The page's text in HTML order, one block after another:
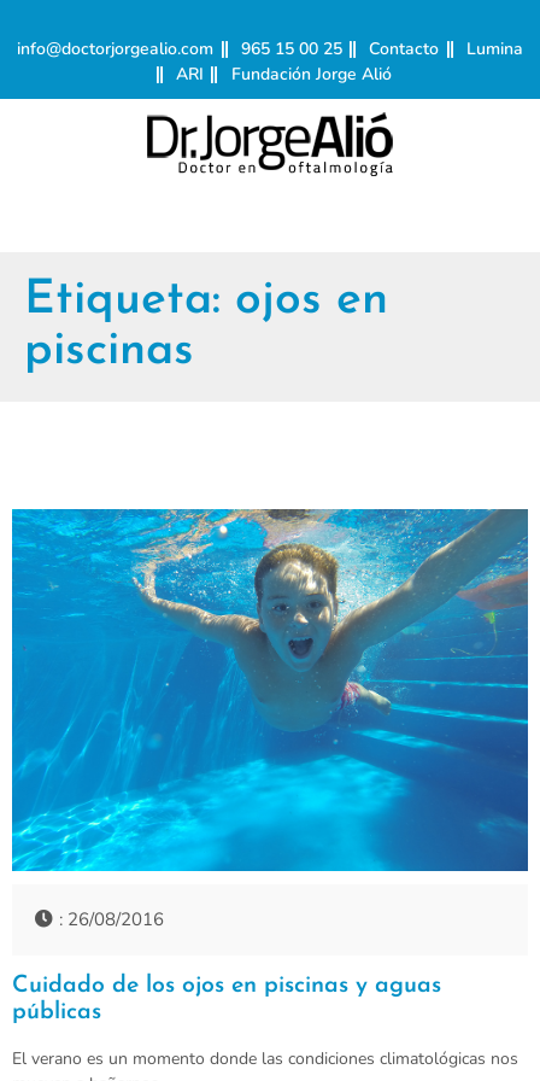
info@doctorjorgealio.com 965 15 00 25 Contacto
Lumina
ARI
Fundación Jorge Alió
Etiqueta: ojos en
piscinas
: 26/08/2016
Cuidado de los ojos en piscinas y aguas
públicas
El verano es un momento donde las condiciones climatológicas nos